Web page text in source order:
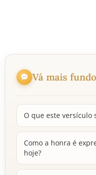
Vá mais fundo
O que este versículo
Como a honra é
hoje?